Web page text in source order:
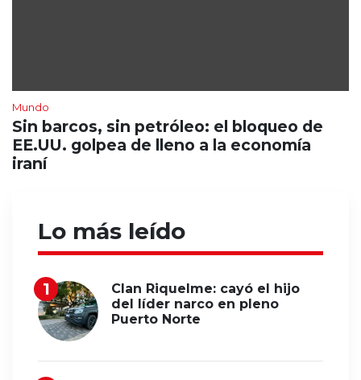
Mundo
Sin barcos, sin petróleo: el bloqueo de
EE.UU. golpea de lleno a la economía
iraní
Lo más leído
Clan Riquelme: cayó el hijo
del líder narco en pleno
Puerto Norte